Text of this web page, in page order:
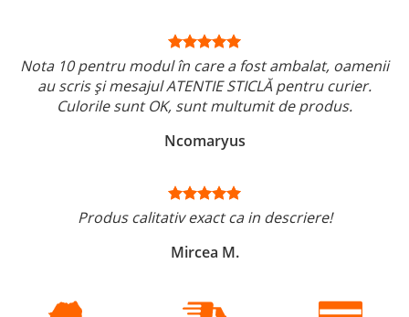
Nota 10 pentru modul în care a fost ambalat, oamenii
au scris și mesajul ATENTIE STICLĂ pentru curier.
Culorile sunt OK, sunt multumit de produs.
Ncomaryus
Produs calitativ exact ca in descriere!
Mircea M.